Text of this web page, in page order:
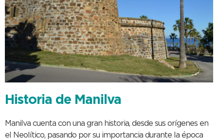
Historia de Manilva
Manilva cuenta con una gran historia, desde sus orígenes en
el Neolítico, pasando por su importancia durante la época